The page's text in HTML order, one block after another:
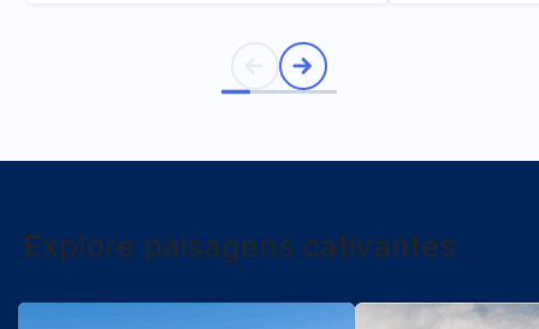
Explore paisagens cativantes